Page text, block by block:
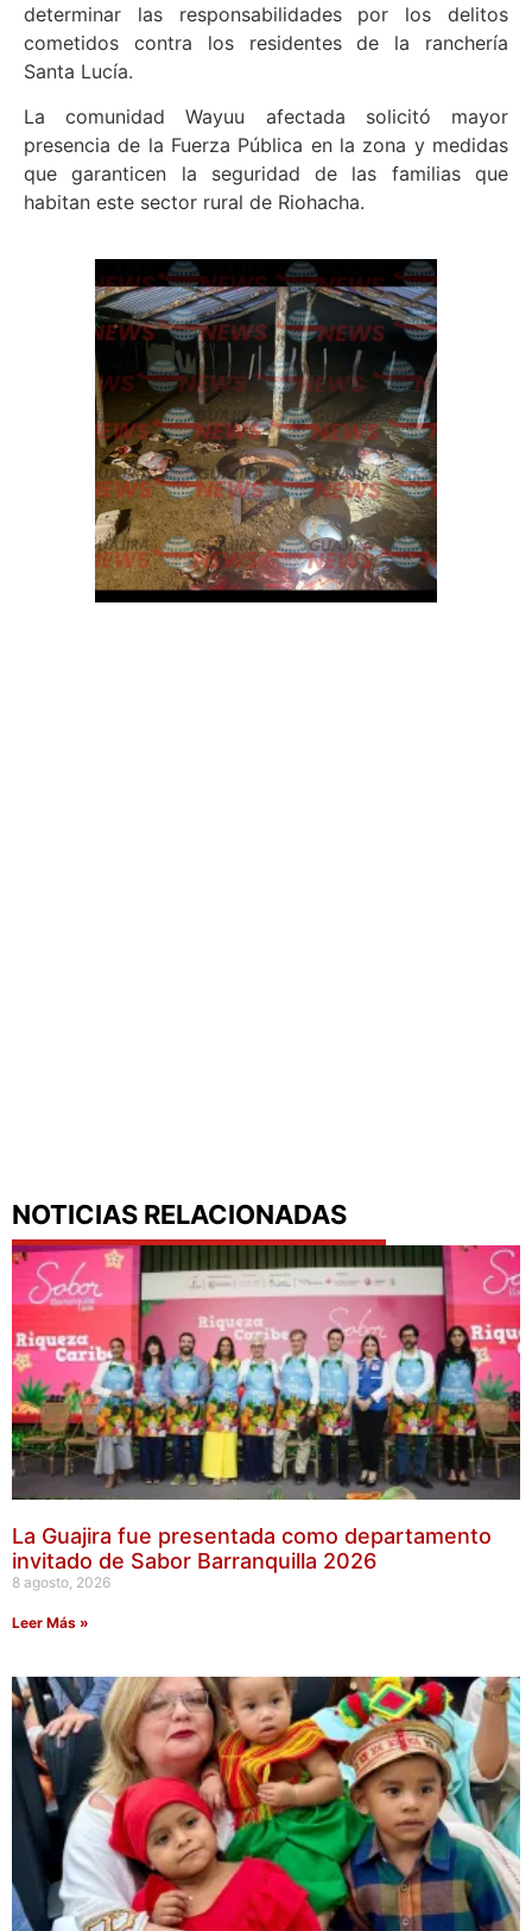
determinar las responsabilidades por los delitos
cometidos contra los residentes de la ranchería
Santa Lucía.
La comunidad Wayuu afectada solicitó mayor
presencia de la Fuerza Pública en la zona y medidas
que garanticen la seguridad de las familias que
habitan este sector rural de Riohacha.
NOTICIAS RELACIONADAS
La Guajira fue presentada como departamento
invitado de Sabor Barranquilla 2026
8 agosto, 2026
Leer Más »